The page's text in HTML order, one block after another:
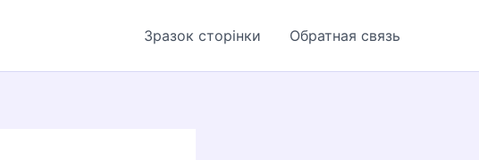
Зразок сторінки Обратная связь